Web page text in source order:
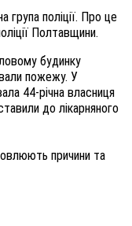
група поліції. Про це
Полтавщини.
будинку
пожежу. У
44-річна власниця
до лікарняного
причини та